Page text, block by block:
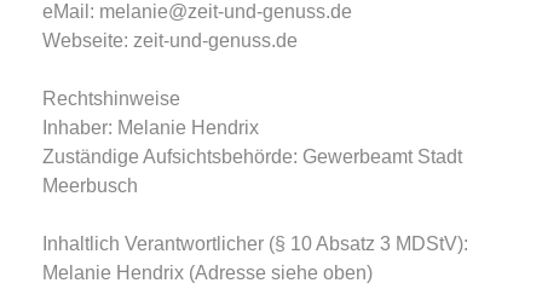
eMail: melanie@zeit-und-genuss.de
Webseite: zeit-und-genuss.de
Rechtshinweise
Inhaber: Melanie Hendrix
Zuständige Aufsichtsbehörde: Gewerbeamt Stadt
Meerbusch
Inhaltlich Verantwortlicher (§ 10 Absatz 3 MDStV):
Melanie Hendrix (Adresse siehe oben)